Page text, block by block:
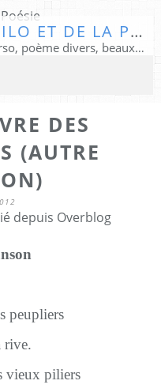
LE MONDE DE LA PHILO ET DE LA POÉSIE
Extraits de livres lus, poèmes perso, poème divers, beaux textes...
DES
(AUTRE
depuis Overblog
peupliers
rive.
vieux piliers